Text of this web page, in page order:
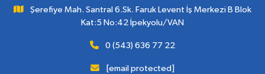
Şerefiye Mah. Santral 6.Sk. Faruk Levent İş Merkezi B Blok
Kat:5 No:42 İpekyolu/VAN
0 (543) 636 77 22
[email protected]